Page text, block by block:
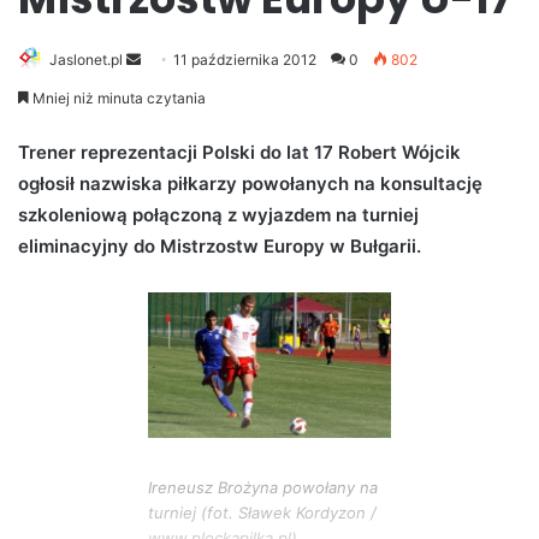
Jaslonet.pl
d
a
a
11 października 2012 0 802
Mniej niż minuta czytania
Trener reprezentacji Polski do lat 17 Robert Wójcik
ogłosił nazwiska piłkarzy powołanych na konsultację
szkoleniową połączoną z wyjazdem na turniej
eliminacyjny do Mistrzostw Europy w Bułgarii.
Ireneusz Brożyna powołany na
turniej (fot. Sławek Kordyzon /